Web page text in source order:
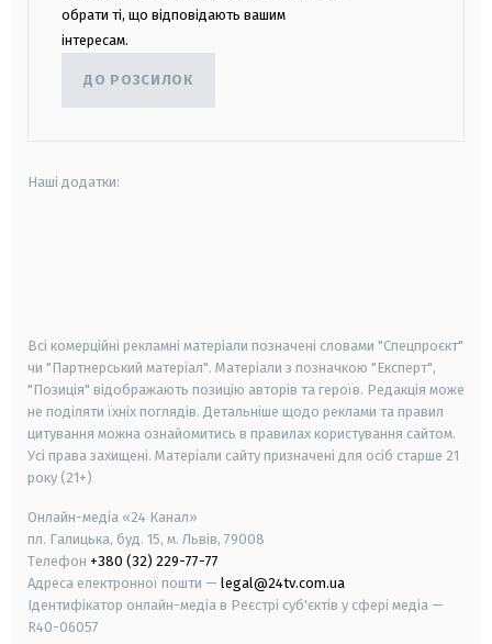
обрати ті, що відповідають вашим
інтересам.
ДО РОЗСИЛОК
Наші додатки:
Всі комерційні рекламні матеріали позначені словами "Спецпроєкт"
чи "Партнерський матеріал". Матеріали з позначкою "Експерт",
"Позиція" відображають позицію авторів та героїв. Редакція може
не поділяти їхніх поглядів. Детальніше щодо реклами та правил
цитування можна ознайомитись в правилах користування сайтом.
Усі права захищені. Матеріали сайту призначені для осіб старше 21
року (21+)
Онлайн-медіа «24 Канал»
пл. Галицька, буд. 15, м. Львів, 79008
Телефон +380 (32) 229-77-77
Адреса електронної пошти — legal@24tv.com.ua
Ідентифікатор онлайн-медіа в Реєстрі суб'єктів у сфері медіа —
R40-06057